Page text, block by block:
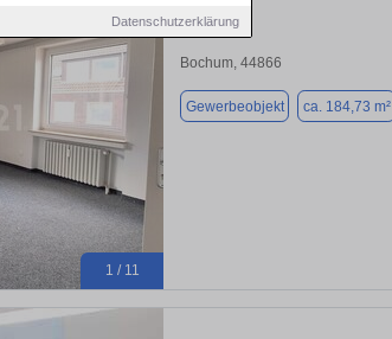
Datenschutzerklärung
1 / 11
Bochum, 44866
Gewerbeobjekt ca. 184,73 m²